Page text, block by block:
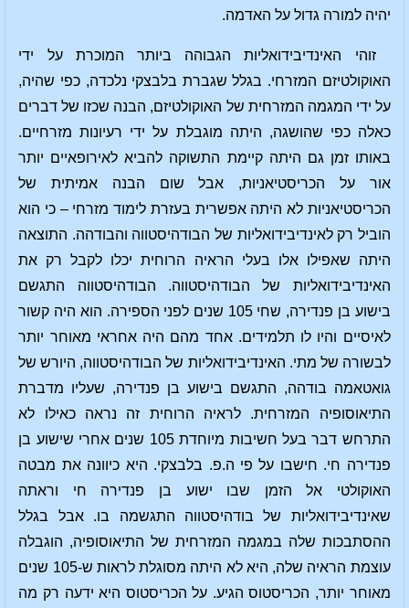
יהיה למורה גדול על האדמה.
זוהי האינדיבידואליות הגבוהה ביותר המוכרת על ידי
האוקולטיזם המזרחי. בגלל שגברת בלבצקי נלכדה, כפי שהיה,
על ידי המגמה המזרחית של האוקולטיזם, הבנה שכזו של דברים
כאלה כפי שהושגה, היתה מוגבלת על ידי רעיונות מזרחיים.
באותו זמן גם היתה קיימת התשוקה להביא לאירופאיים יותר
אור על הכריסטיאניות, אבל שום הבנה אמיתית של
הכריסטיאניות לא היתה אפשרית בעזרת לימוד מזרחי – כי הוא
הוביל רק לאינדיבידואליות של הבודהיסטווה והבודהה. התוצאה
היתה שאפילו אלו בעלי הראיה הרוחית יכלו לקבל רק את
האינדיבידואליות של הבודהיסטווה. הבודהיסטווה התגשם
בישוע בן פנדירה, שחי 105 שנים לפני הספירה. הוא היה קשור
לאיסיים והיו לו תלמידים. אחד מהם היה אחראי מאוחר יותר
לבשורה של מתי. האינדיבידואליות של הבודהיסטווה, היורש של
גואטאמה בודהה, התגשם בישוע בן פנדירה, שעליו מדברת
התיאוסופיה המזרחית. לראיה הרוחית זה נראה כאילו לא
התרחש דבר בעל חשיבות מיוחדת 105 שנים אחרי שישוע בן
פנדירה חי. חישבו על פי ה.פ. בלבצקי. היא כיוונה את מבטה
האוקולטי אל הזמן שבו ישוע בן פנדירה חי וראתה
שאינדיבידואליות של בודהיסטווה התגשמה בו. אבל בגלל
ההסתבכות שלה במגמה המזרחית של התיאוסופיה, הוגבלה
עוצמת הראיה שלה, היא לא היתה מסוגלת לראות ש-105 שנים
מאוחר יותר, הכריסטוס הגיע. על הכריסטוס היא ידעה רק מה